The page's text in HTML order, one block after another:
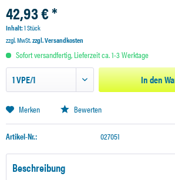
42,93 € *
Inhalt:1 Stück
zzgl. MwSt.zzgl. Versandkosten
Sofort versandfertig, Lieferzeit ca. 1-3 Werktage
In den
Merken Bewerten
Artikel-Nr.: 027051
Beschreibung